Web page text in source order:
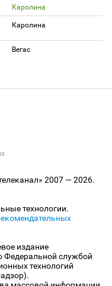
Каролина
Каролина
Вегас
2007 — 2026.
технологии.
издание
Федеральной службой
технологий